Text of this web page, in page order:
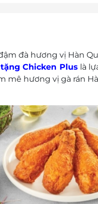
Huyện Quốc Oai, Hà
1, Khu C, Geleximco Lê
Trung, Quận Đống Đa,
Bí, Quảng Ninh
Quảng Ninh
P. Dĩ An, Dĩ An, Bình
Thủ Dầu Một, Bình
Một, Bình Dương
d/
đà hương vị Hàn
Chicken Plus là
mê hương vị gà rán